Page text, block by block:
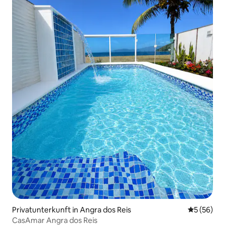
Privatunterkunft in Angra dos Reis
5 (56)
CasAmar Angra dos Reis